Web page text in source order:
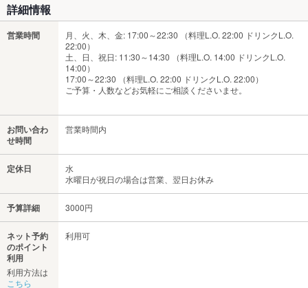
詳細情報
営業時間
月、火、木、金: 17:00～22:30 （料理L.O. 22:00 ドリンクL.O.
22:00）
土、日、祝日: 11:30～14:30 （料理L.O. 14:00 ドリンクL.O.
14:00）
17:00～22:30 （料理L.O. 22:00 ドリンクL.O. 22:00）
ご予算・人数などお気軽にご相談くださいませ。
お問い合わ
せ時間
営業時間内
定休日
水
水曜日が祝日の場合は営業、翌日お休み
予算詳細 3000円
ネット予約
のポイント
利用
利用方法は
こちら
利用可